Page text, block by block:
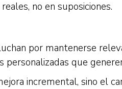
no en suposiciones.
por mantenerse
que
incremental, sino el